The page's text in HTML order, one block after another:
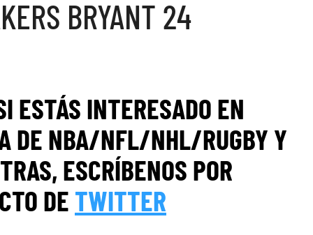
BRYANT 24
ESTÁS INTERESADO EN
DE NBA/NFL/NHL/RUGBY Y
ESCRÍBENOS POR
DE TWITTER